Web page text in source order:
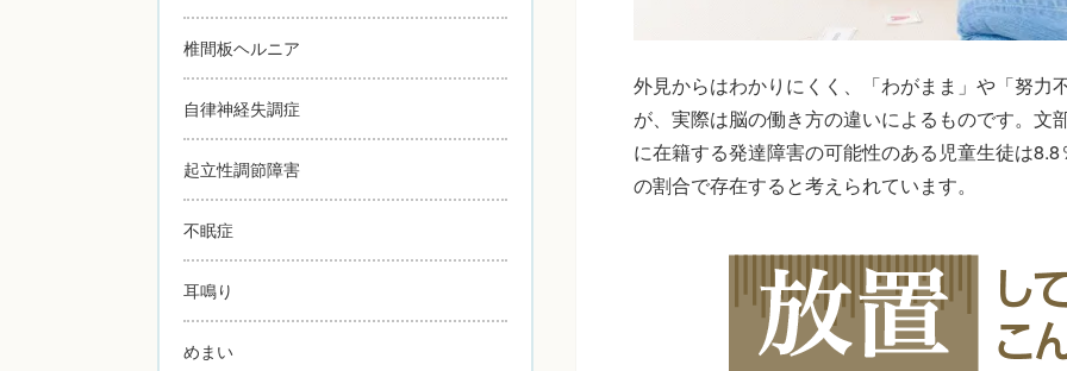
外見からはわかりにくく、「わがまま」や「努力
が、実際は脳の働き方の違いによるものです。文
に在籍する発達障害の可能性のある児童生徒は
の割合で存在すると考えられています。
椎間板ヘルニア
自律神経失調症
起立性調節障害
不眠症
耳鳴り
めまい